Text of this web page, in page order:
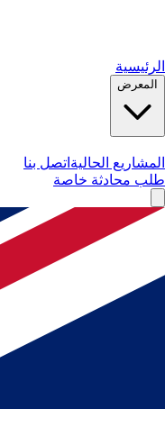
الرئيسية
المعرض
المشاريع الحالية اتصل بنا
طلب محادثة خاصة